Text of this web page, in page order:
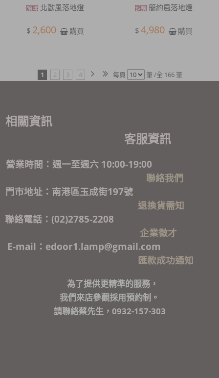
北歐風落地燈
$ 2,600 購買
簡約風落地燈
$ 4,980 購買
1 2 3 4 每頁 筆 /全 166 筆
相關資訊
客服資訊
營業時間：週一至週六 10:00-19:00
聯絡我們
門市地址：南港區玉成街197號
退換貨需知
聯絡電話：(02)2785-2208
企業徵才
E-mail：edoor1.lamp@gmail.com
匯款成功通知
為了提供更精準的服務，
我們來店參觀採用預約制。
請聯絡蔡先生，0932-157-303